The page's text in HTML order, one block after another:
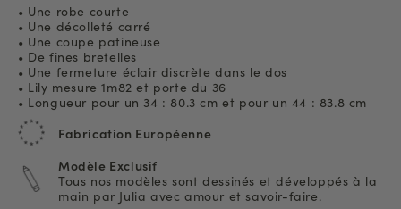
• Une robe courte
• Une décolleté carré
• Une coupe patineuse
• De fines bretelles
• Une fermeture éclair discrète dans le dos
• Lily mesure 1m82 et porte du 36
• Longueur pour un 34 : 80.3 cm et pour un 44 : 83.8 cm
Fabrication Européenne
Modèle Exclusif
Tous nos modèles sont dessinés et développés à la
main par Julia avec amour et savoir-faire.